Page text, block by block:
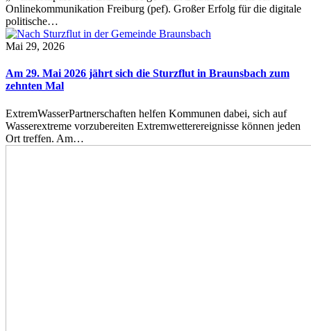
Onlinekommunikation Freiburg (pef). Großer Erfolg für die digitale
politische…
Mai 29, 2026
Am 29. Mai 2026 jährt sich die Sturzflut in Braunsbach zum
zehnten Mal
ExtremWasserPartnerschaften helfen Kommunen dabei, sich auf
Wasserextreme vorzubereiten Extremwetterereignisse können jeden
Ort treffen. Am…